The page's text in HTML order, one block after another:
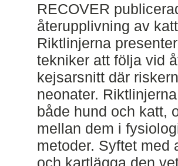
RECOVER
återupplivning av
Riktlinjerna
tekniker att följa vid
kejsarsnitt där
neonater.
både hund och katt,
mellan dem i
metoder. Syftet med
och kartlägga den